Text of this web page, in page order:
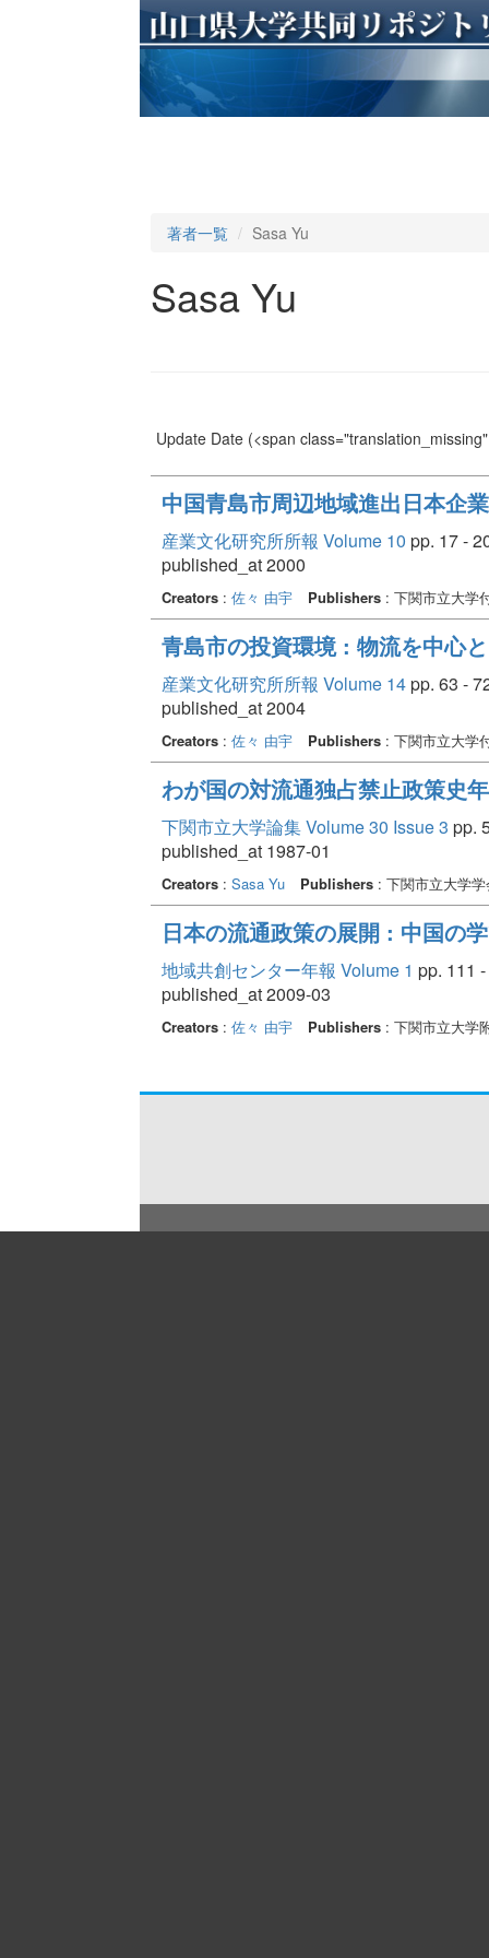
著者一覧 Sasa Yu
Sasa Yu
Update Date(<span
中国青島市周辺地域進出日本企
産業文化研究所所報 Volume 10 pp. 17 -
published_at 2000
Creators: 佐々 由宇 Publishers: 下関市立大学
青島市の投資環境 : 物流を中心
産業文化研究所所報 Volume 14pp. 63 -
published_at 2004
Creators: 佐々 由宇 Publishers: 下関市立大学
わが国の対流通独占禁止政策史
下関市立大学論集 Volume 30 Issue 3 pp.
published_at 1987-01
Creators: Sasa Yu Publishers: 下関市立大学学
日本の流通政策の展開 : 中国の
地域共創センター年報 Volume 1 pp. 111
published_at 2009-03
Creators: 佐々 由宇 Publishers: 下関市立大学